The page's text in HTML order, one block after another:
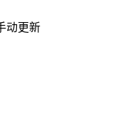
动更新